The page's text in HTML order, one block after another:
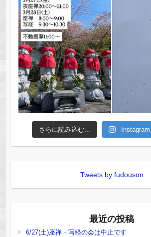
さらに読み込む...
Tweets by fudouson
最近の投稿
6/27(土)座禅・写経の会は中止です